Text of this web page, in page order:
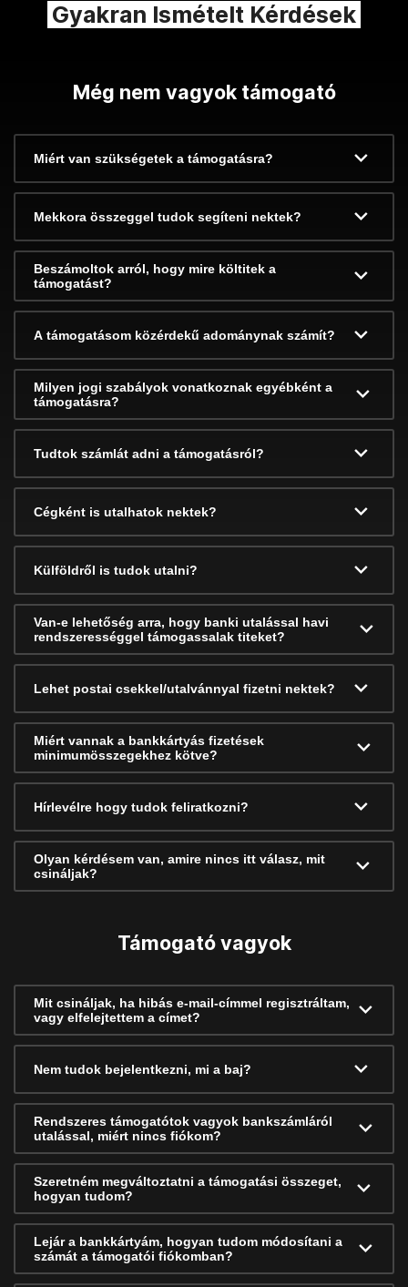
Gyakran Ismételt Kérdések
Még nem vagyok támogató
Miért van szükségetek a támogatásra?
Mekkora összeggel tudok segíteni nektek?
Beszámoltok arról, hogy mire költitek a
támogatást?
A támogatásom közérdekű adománynak számít?
Milyen jogi szabályok vonatkoznak egyébként a
támogatásra?
Tudtok számlát adni a támogatásról?
Cégként is utalhatok nektek?
Külföldről is tudok utalni?
Van-e lehetőség arra, hogy banki utalással havi
rendszerességgel támogassalak titeket?
Lehet postai csekkel/utalvánnyal fizetni nektek?
Miért vannak a bankkártyás fizetések
minimumösszegekhez kötve?
Hírlevélre hogy tudok feliratkozni?
Olyan kérdésem van, amire nincs itt válasz, mit
csináljak?
Támogató vagyok
Mit csináljak, ha hibás e-mail-címmel regisztráltam,
vagy elfelejtettem a címet?
Nem tudok bejelentkezni, mi a baj?
Rendszeres támogatótok vagyok bankszámláról
utalással, miért nincs fiókom?
Szeretném megváltoztatni a támogatási összeget,
hogyan tudom?
Lejár a bankkártyám, hogyan tudom módosítani a
számát a támogatói fiókomban?